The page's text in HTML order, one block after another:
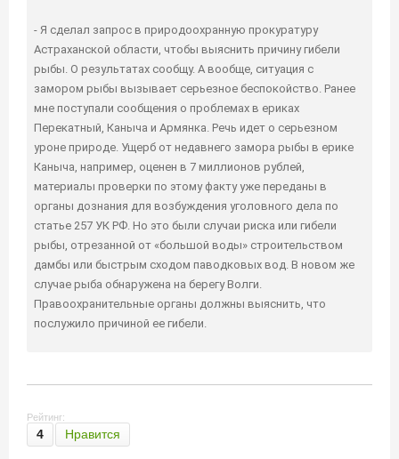
- Я сделал запрос в природоохранную прокуратуру
Астраханской области, чтобы выяснить причину гибели
рыбы. О результатах сообщу. А вообще, ситуация с
замором рыбы вызывает серьезное беспокойство. Ранее
мне поступали сообщения о проблемах в ериках
Перекатный, Каныча и Армянка. Речь идет о серьезном
уроне природе. Ущерб от недавнего замора рыбы в ерике
Каныча, например, оценен в 7 миллионов рублей,
материалы проверки по этому факту уже переданы в
органы дознания для возбуждения уголовного дела по
статье 257 УК РФ. Но это были случаи риска или гибели
рыбы, отрезанной от «большой воды» строительством
дамбы или быстрым сходом паводковых вод. В новом же
случае рыба обнаружена на берегу Волги.
Правоохранительные органы должны выяснить, что
послужило причиной ее гибели.
Рейтинг:
4 Нравится